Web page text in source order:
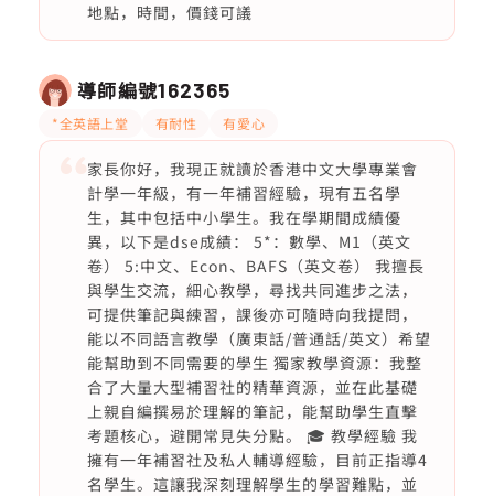
地點，時間，價錢可議
導師編號162365
*全英語上堂 有耐性 有愛心
家長你好，我現正就讀於香港中文大學專業會
計學一年級，有一年補習經驗，現有五名學
生，其中包括中小學生。我在學期間成績優
異，以下是dse成績： 5*：數學、M1（英文
卷） 5:中文、Econ、BAFS（英文卷） 我擅長
與學生交流，細心教學，尋找共同進步之法，
可提供筆記與練習，課後亦可隨時向我提問，
能以不同語言教學（廣東話/普通話/英文）希望
能幫助到不同需要的學生 獨家教學資源：我整
合了大量大型補習社的精華資源，並在此基礎
上親自編撰易於理解的筆記，能幫助學生直擊
考題核心，避開常見失分點。 🎓 教學經驗 我
擁有一年補習社及私人輔導經驗，目前正指導4
名學生。這讓我深刻理解學生的學習難點，並